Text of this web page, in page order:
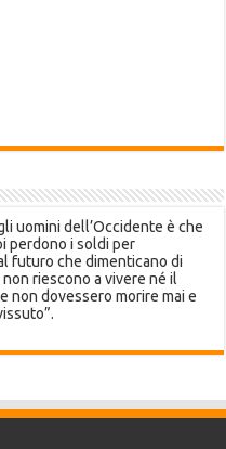
uomini dell’Occidente è che
perdono i soldi per
futuro che dimenticano di
riescono a vivere né il
non dovessero morire mai e